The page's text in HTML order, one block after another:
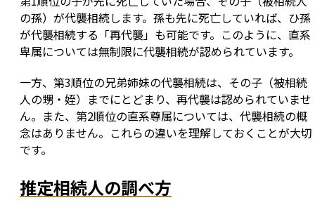
の孫）が代襲相続します。孫も先に死亡していれば、ひ孫
が代襲相続する「再代襲」も可能です。このように、直系
卑属については無制限に代襲相続が認められています。
一方、第3順位の兄弟姉妹の代襲相続は、その子（被相続
人の甥・姪）までにとどまり、再代襲は認められていませ
ん。また、第2順位の直系尊属については、代襲相続の概
念はありません。これらの違いを理解しておくことが大切
です。
推定相続人の調べ方